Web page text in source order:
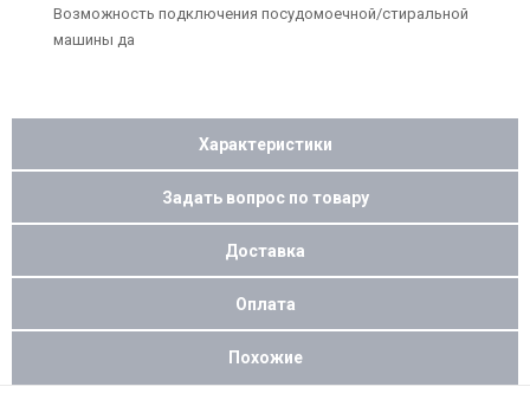
Возможность подключения посудомоечной/стиральной
машины да
Характеристики
Задать вопрос по товару
Доставка
Оплата
Похожие